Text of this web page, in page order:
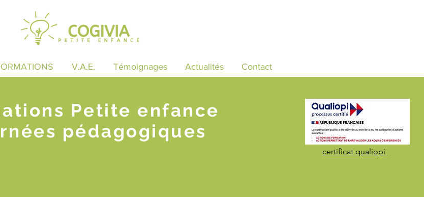
V.A.E. Témoignages Actualités Contact
Petite enfance
pédagogiques
certificat qualiopi